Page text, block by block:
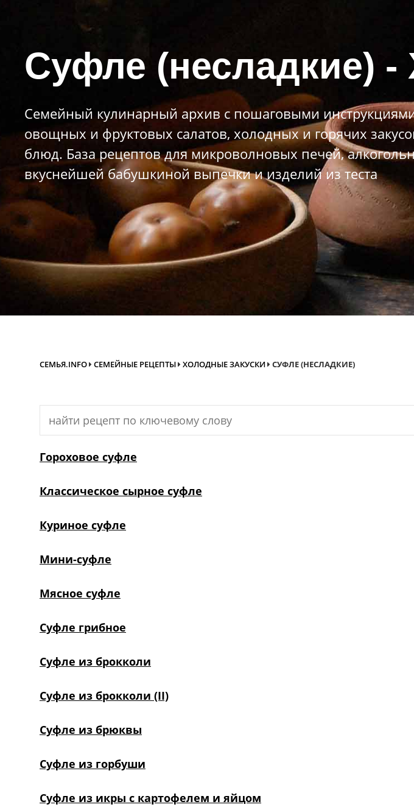
Суфле (несладкие) -
Семейный кулинарный архив с пошаговыми
овощных и фруктовых салатов, холодных и горячих
блюд. База рецептов для микроволновых печей,
вкуснейшей бабушкиной выпечки и изделий из теста
СЕМЬЯ.INFO СЕМЕЙНЫЕ РЕЦЕПТЫ ХОЛОДНЫЕ ЗАКУСКИ СУФЛЕ (НЕСЛАДКИЕ)
Search
Гороховое суфле
Классическое сырное суфле
Куриное суфле
Мини-суфле
Мясное суфле
Суфле грибное
Суфле из брокколи
Суфле из брокколи (II)
Суфле из брюквы
Суфле из горбуши
Суфле из икры с картофелем и яйцом